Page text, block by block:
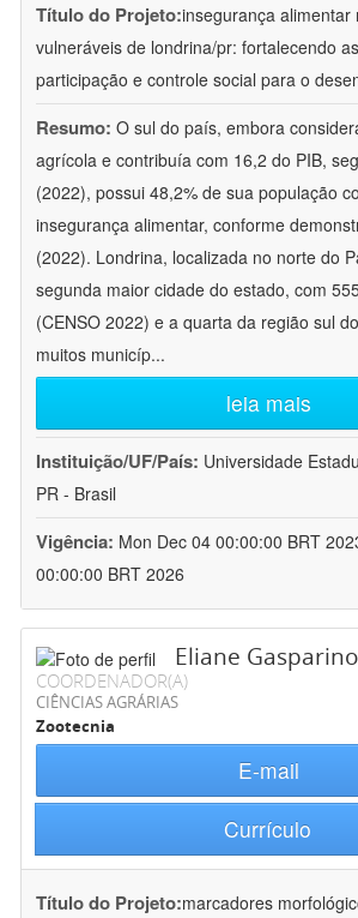
Título do Projeto:insegurança alimentar
vulneráveis de londrina/pr: fortalecendo
participação e controle social para o
Resumo: O sul do país, embora
agrícola e contribuía com 16,2 do PIB,
(2022), possui 48,2% de sua população
insegurança alimentar, conforme
(2022). Londrina, localizada no norte do
segunda maior cidade do estado, com
(CENSO 2022) e a quarta da região sul
muitos municíp...
leia mais
Instituição/UF/País: Universidade
PR - Brasil
Vigência: Mon Dec 04 00:00:00 BRT
00:00:00 BRT 2026
Eliane Gasparino
COORDENADOR(A)
CIÊNCIAS AGRÁRIAS
Zootecnia
E-mail
Currículo
Título do Projeto:marcadores